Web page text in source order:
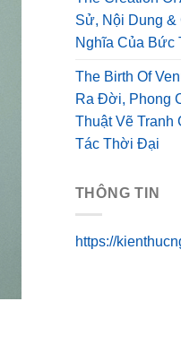
Sử, Nội Dung &
Nghĩa Của Bức
The Birth Of
Ra Đời, Phong
Thuật Vẽ Tranh
Tác Thời Đại
THÔNG TIN
https://